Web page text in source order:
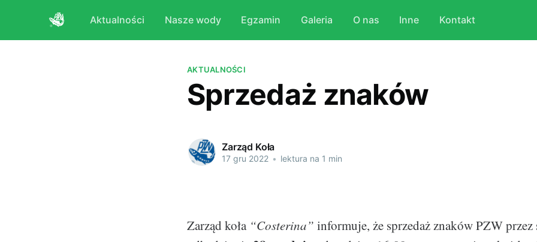
Aktualności Nasze wody Egzamin Galeria O nas Inne Kontakt
AKTUALNOŚCI
Sprzedaż znaków
Zarząd Koła
17 gru 2022 • lektura na 1 min
Zarząd koła “Costerina” informuje, że sprzedaż znaków PZW przez